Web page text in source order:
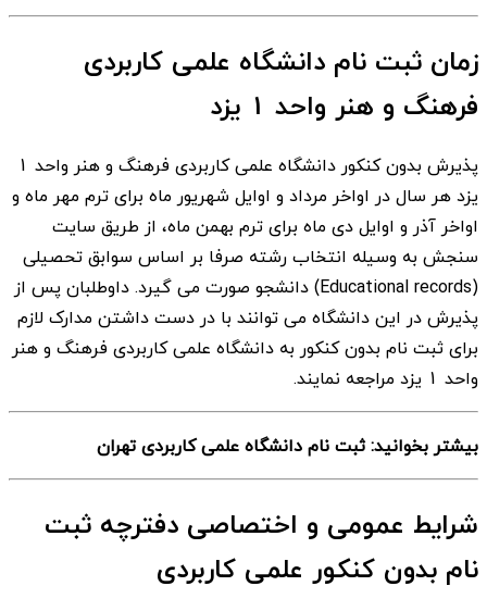
زمان ثبت نام دانشگاه علمی کاربردی
فرهنگ و هنر واحد 1 یزد
پذیرش بدون کنکور دانشگاه علمی کاربردی فرهنگ و هنر واحد 1
یزد هر سال در اواخر مرداد و اوایل شهریور ماه برای ترم مهر ماه و
اواخر آذر و اوایل دی ماه برای ترم بهمن ماه، از طریق سایت
سنجش به وسیله انتخاب رشته صرفا بر اساس سوابق تحصیلی
(Educational records) دانشجو صورت می گیرد. داوطلبان پس از
پذیرش در این دانشگاه می توانند با در دست داشتن مدارک لازم
برای ثبت نام بدون کنکور به دانشگاه علمی کاربردی فرهنگ و هنر
واحد 1 یزد مراجعه نمایند.
بیشتر بخوانید: ثبت نام دانشگاه علمی کاربردی تهران
شرایط عمومی و اختصاصی دفترچه ثبت
نام بدون کنکور علمی کاربردی